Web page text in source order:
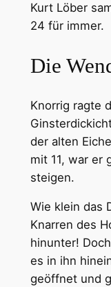
Kurt Löber
24 für immer.
Die
Knorrig ragte
der alten
mit 11, war er
steigen.
Wie klein das
Knarren des
hinunter!
es in ihn
geöffnet und